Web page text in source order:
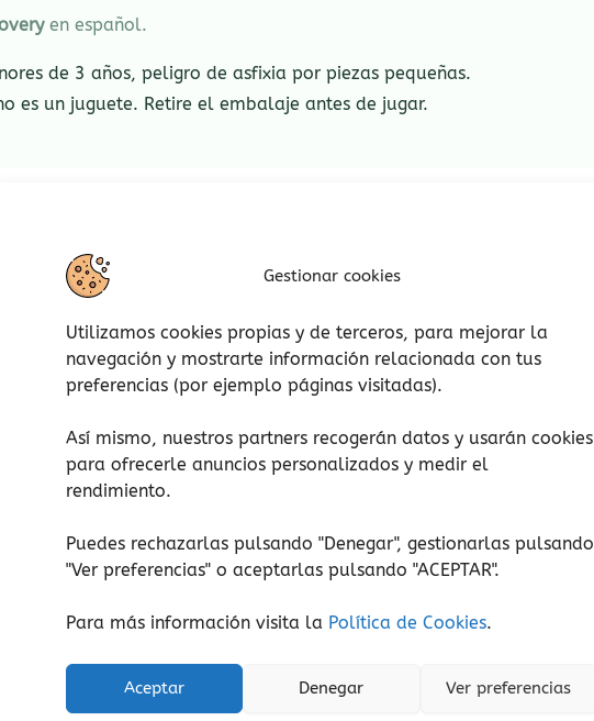
Gestionar cookies
Utilizamos cookies propias y de terceros, para mejorar la
navegación y mostrarte información relacionada con tus
preferencias (por ejemplo páginas visitadas).
Así mismo, nuestros partners recogerán datos y usarán cookies
para ofrecerle anuncios personalizados y medir el
rendimiento.
Puedes rechazarlas pulsando "Denegar", gestionarlas pulsando
"Ver preferencias" o aceptarlas pulsando "ACEPTAR".
Para más información visita la Política de Cookies.
Aceptar Denegar Ver preferencias
en español.
de 3 años, peligro de asfixia por piezas pequeñas.
es un juguete. Retire el embalaje antes de jugar.
Razonamiento lógico
32,95€ (Iva incluido)
Estrategia
8,95€ (Iva incluido)